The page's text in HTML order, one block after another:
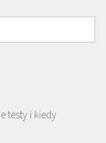
testy i kiedy